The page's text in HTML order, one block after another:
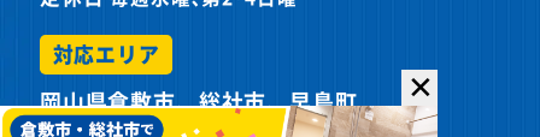
対応エリア
岡山県倉敷市、総社市、早島町 ✕